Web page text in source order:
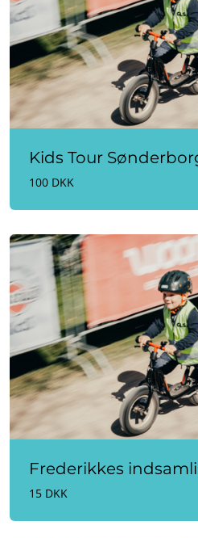
Kids Tour
100 DKK
Frederikkes
15 DKK